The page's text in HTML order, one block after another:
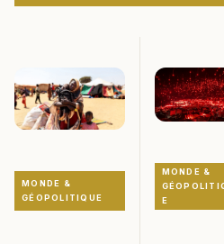
MONDE &
GÉOPOLITIQUE
MONDE &
E